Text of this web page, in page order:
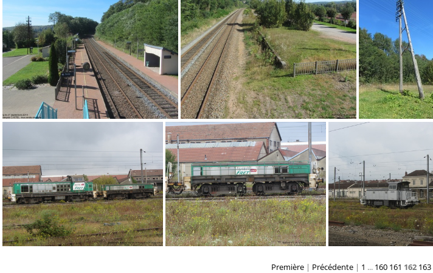
IMG 2814 IMG 0808 IMG 0780
IMG 2743 IMG 2742 IMG 2736
Première | Précédente | 1 ... 160 161 162 163